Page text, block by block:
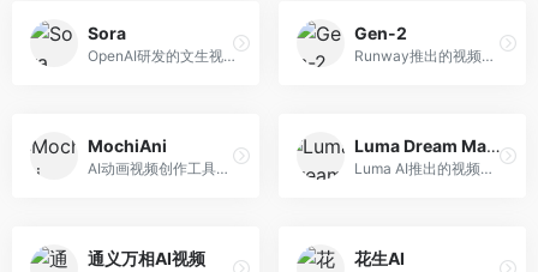
Sora
OpenAI研发的文生视频大模型，可根据文字描述生成长达60秒的高清视频。面向影视创作者、广告从业者和内容生产者，视频连贯性强，物理世界理解准确，代表了AI视频生成的最高水平。
Gen-2
Runway推出的视频生成模型，专注于文生视频和视频风格转换。面向影视制作人和创意工作者，支持文本到视频、图像到视频等多种生成模式，视频质量专业级。
MochiAni
AI动画视频创作工具，专注于动画内容生成。面向动画创作者和二次元内容生产者，支持动画风格视频生成，动画效果流畅，适合动漫内容创作。
Luma Dream Machine
Luma AI推出的视频生成工具，专注于高质量视频创作。面向影视创作者和内容生产者，支持文生视频、图生视频，视频质量高，物理运动流畅自然。
通义万相AI视频 花生AI